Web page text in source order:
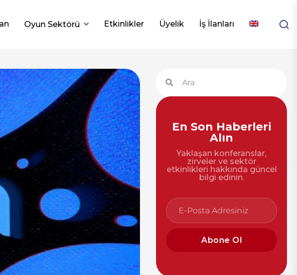
Oyun Sektörü Etkinlikler Üyelik İş İlanları
En Son Haberleri
Alın
Yaklaşan konferanslar,
zirveler ve sektör
etkinlikleri hakkında güncel
bilgi edinin.
Abone Ol